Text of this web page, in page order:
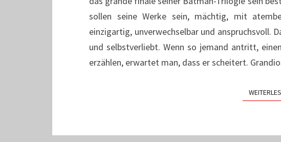
sollen seine Werke sein, mächtig, mit
einzigartig, unverwechselbar und anspruchsvoll.
und selbstverliebt. Wenn so jemand antritt,
erzählen, erwartet man, dass er scheitert.